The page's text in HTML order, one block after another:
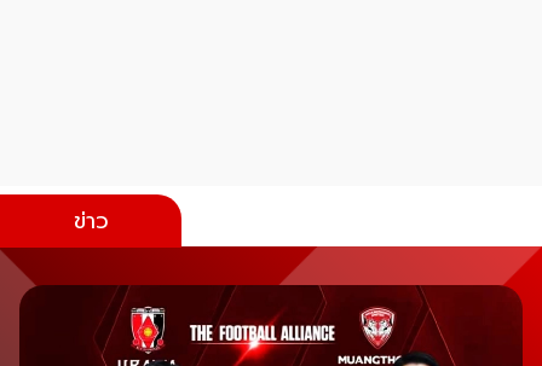
ข่าว